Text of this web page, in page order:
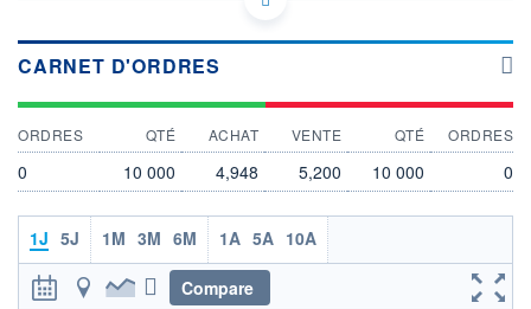
Cotation sur les autres places
5,070 5,094
+ BAS
0,000
VOLUME
13 510
CAPITAL ÉCHANGÉ
0,01%
1 039 MEUR
CARNET D'ORDRES
ORDRES QTÉ ACHAT VENTE QTÉ ORDRES
0 10 000 4,948 5,200 10 000 0
1J 5J 1M 3M 6M 1A 5A 10A
Compare